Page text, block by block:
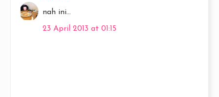
nah ini...
23 April 2013 at 01:15